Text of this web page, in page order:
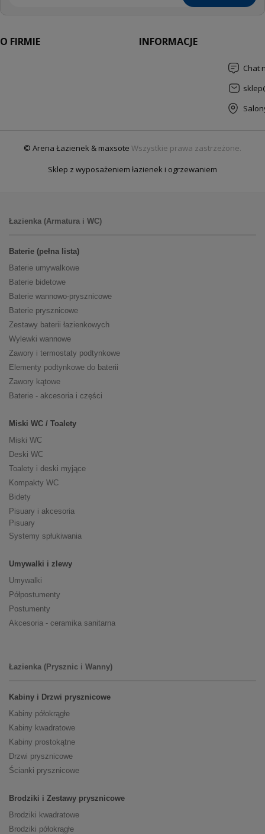
O FIRMIE INFORMACJE
Chat
© Arena Łazienek & maxsote Wszystkie prawa zastrzeżone.
Sklep z wyposażeniem łazienek i ogrzewaniem
Łazienka (Armatura i WC)
Baterie (pełna lista)
Baterie umywalkowe
Baterie bidetowe
Baterie wannowo-prysznicowe
Baterie prysznicowe
Zestawy baterii łazienkowych
Wylewki wannowe
Zawory i termostaty podtynkowe
Elementy podtynkowe do baterii
Zawory kątowe
Baterie - akcesoria i części
Miski WC / Toalety
Miski WC
Deski WC
Toalety i deski myjące
Kompakty WC
Bidety
Pisuary i akcesoria
Pisuary
Systemy spłukiwania
Umywalki i zlewy
Umywalki
Półpostumenty
Postumenty
Akcesoria - ceramika sanitarna
Łazienka (Prysznic i Wanny)
Kabiny i Drzwi prysznicowe
Kabiny półokrągłe
Kabiny kwadratowe
Kabiny prostokątne
Drzwi prysznicowe
Ścianki prysznicowe
Brodziki i Zestawy prysznicowe
Brodziki kwadratowe
Brodziki półokrągłe